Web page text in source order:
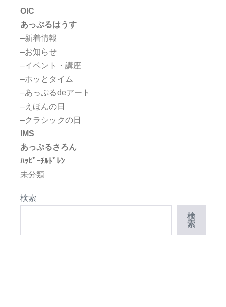
OIC
あっぷるはうす
–新着情報
–お知らせ
–イベント・講座
–ホッとタイム
–あっぷるdeアート
–えほんの日
–クラシックの日
IMS
あっぷるさろん
ﾊｯﾋﾟｰﾁﾙﾄﾞﾚﾝ
未分類
検索
検
索